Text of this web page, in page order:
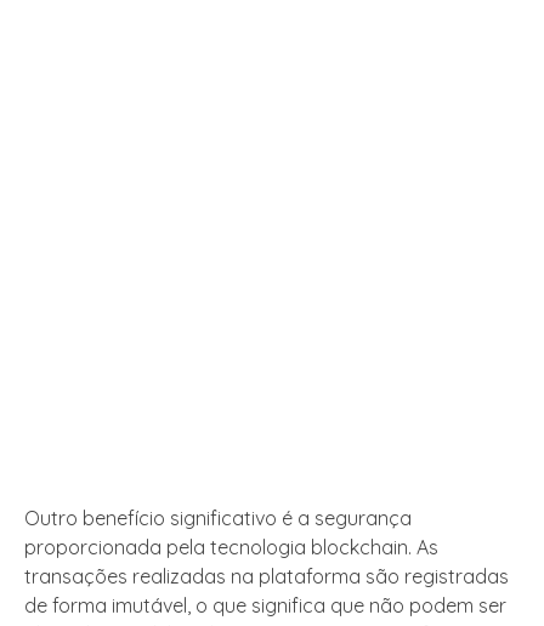
Outro benefício significativo é a segurança
proporcionada pela tecnologia blockchain. As
transações realizadas na plataforma são registradas
de forma imutável, o que significa que não podem ser